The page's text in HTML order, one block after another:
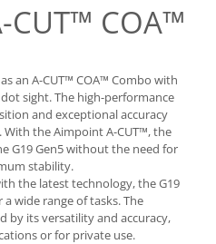
CUT™ COA™
an A-CUT™ COA™ Combo with
sight. The high-performance
and exceptional accuracy
the Aimpoint A-CUT™, the
G19 Gen5 without the need for
stability.
the latest technology, the G19
wide range of tasks. The
by its versatility and accuracy,
or for private use.